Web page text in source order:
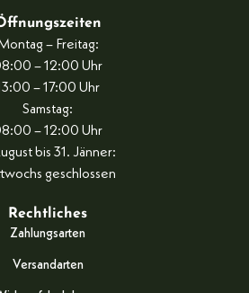
– Freitag:
– 12:00 Uhr
– 17:00 Uhr
Samstag:
– 12:00 Uhr
bis 31. Jänner:
geschlossen
Rechtliches
Zahlungsarten
Versandarten